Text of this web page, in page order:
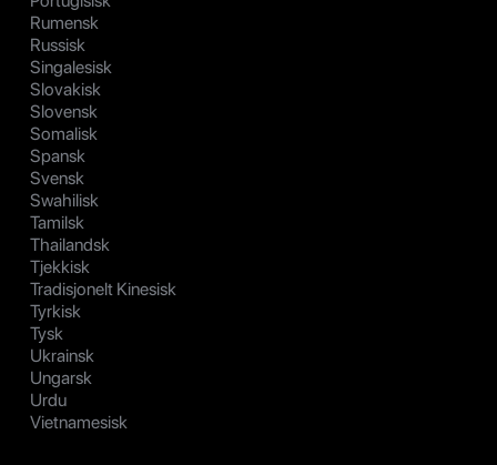
Rumensk
Russisk
Singalesisk
Slovakisk
Slovensk
Somalisk
Spansk
Svensk
Swahilisk
Tamilsk
Thailandsk
Tjekkisk
Tradisjonelt Kinesisk
Tyrkisk
Tysk
Ukrainsk
Ungarsk
Urdu
Vietnamesisk